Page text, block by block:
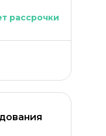
рассрочки